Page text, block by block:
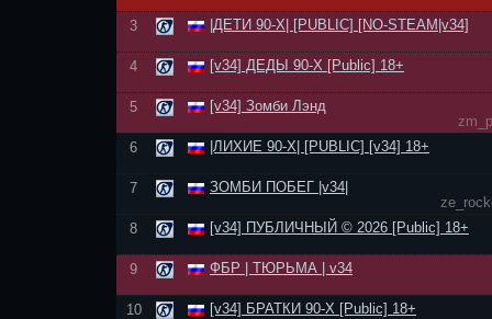
3 |ДЕТИ 90-Х| [PUBLIC] [NO-STEAM|v34]
4 [v34] ДЕДЫ 90-Х [Public] 18+
5
[v34] Зомби Лэнд
6
|ЛИХИЕ 90-Х| [PUBLIC] [v34] 18+
7
ЗОМБИ ПОБЕГ |v34|
8
[v34] ПУБЛИЧНЫЙ © 2026 [Public] 18+
9 ФБР | ТЮРЬМА | v34
10 [v34] БРАТКИ 90-Х [Public] 18+